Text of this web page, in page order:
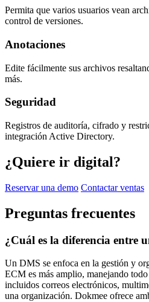
Permita que varios usuarios vean
control de versiones.
Anotaciones
Edite fácilmente sus archivos
más.
Seguridad
Registros de auditoría, cifrado y
integración Active Directory.
¿Quiere ir digital?
Reservar una demo Contactar ventas
Preguntas frecuentes
¿Cuál es la diferencia entre
Un DMS se enfoca en la gestión y
ECM es más amplio, manejando
incluidos correos electrónicos,
una organización. Dokmee ofrece